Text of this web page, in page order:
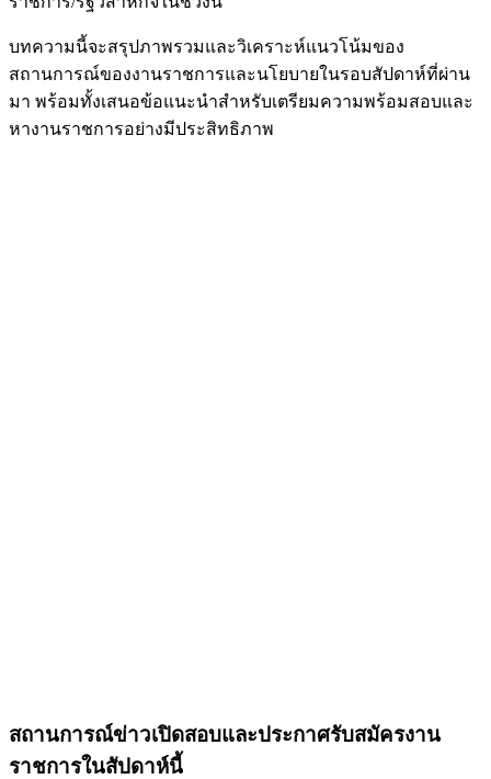
บทความนี้จะสรุปภาพรวมและวิเคราะห์แนวโน้มของ
สถานการณ์ของงานราชการและนโยบายในรอบสัปดาห์ที่ผ่าน
มา พร้อมทั้งเสนอข้อแนะนำสำหรับเตรียมความพร้อมสอบและ
หางานราชการอย่างมีประสิทธิภาพ
สถานการณ์ข่าวเปิดสอบและประกาศรับสมัครงาน
ราชการในสัปดาห์นี้